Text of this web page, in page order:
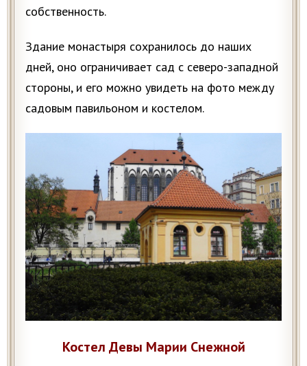
собственность.
Здание монастыря сохранилось до наших
дней, оно ограничивает сад с северо-западной
стороны, и его можно увидеть на фото между
садовым павильоном и костелом.
Костел Девы Марии Снежной